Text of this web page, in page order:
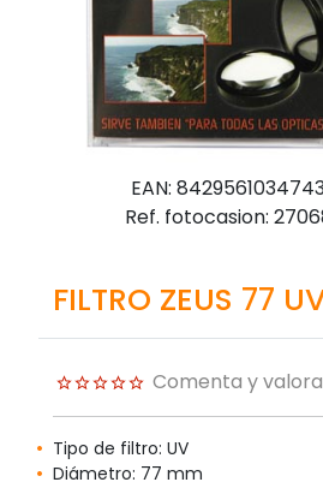
EAN:
Ref. fotocasion:
FILTRO ZEUS 77
Comenta y
Tipo de filtro: UV
Diámetro: 77 mm